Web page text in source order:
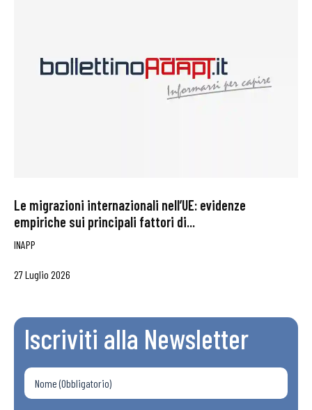
Le migrazioni internazionali nell’UE: evidenze
empiriche sui principali fattori di...
INAPP
27 Luglio 2026
Iscriviti alla Newsletter